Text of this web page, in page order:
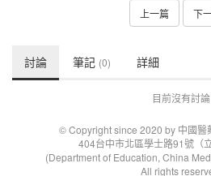
上一篇 下
討論 筆記 (0) 詳細
目前沒有討論
© Copyright since 2020 by 中國醫
404台中市北區學士路91號（
(Department of Education, China
All rights